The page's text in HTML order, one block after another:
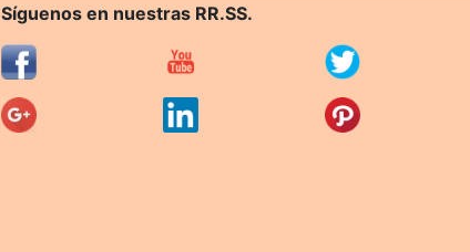
Síguenos en nuestras RR.SS.